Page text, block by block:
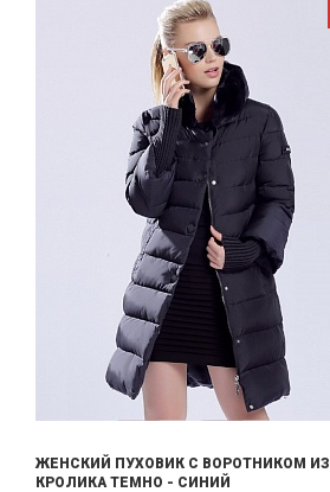
ЖЕНСКИЙ ПУХОВИК С ВОРОТНИКОМ ИЗ
КРОЛИКА ТЕМНО - СИНИЙ